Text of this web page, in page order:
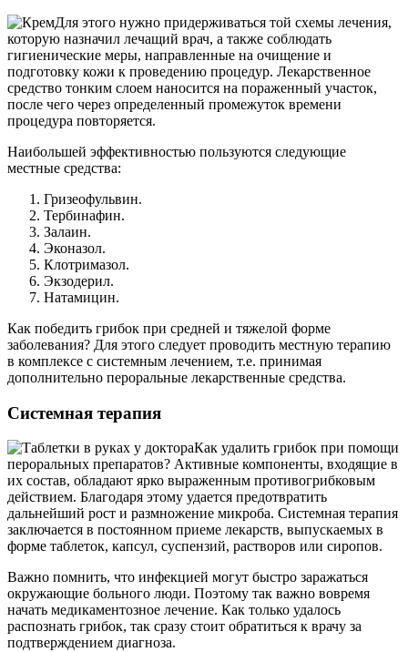
Для этого нужно придерживаться той схемы лечения,
которую назначил лечащий врач, а также соблюдать
гигиенические меры, направленные на очищение и
подготовку кожи к проведению процедур. Лекарственное
средство тонким слоем наносится на пораженный участок,
после чего через определенный промежуток времени
процедура повторяется.
Наибольшей эффективностью пользуются следующие
местные средства:
Гризеофульвин.
Тербинафин.
Залаин.
Эконазол.
Клотримазол.
Экзодерил.
Натамицин.
Как победить грибок при средней и тяжелой форме
заболевания? Для этого следует проводить местную терапию
в комплексе с системным лечением, т.е. принимая
дополнительно пероральные лекарственные средства.
Системная терапия
Как удалить грибок при помощи
пероральных препаратов? Активные компоненты, входящие в
их состав, обладают ярко выраженным противогрибковым
действием. Благодаря этому удается предотвратить
дальнейший рост и размножение микроба. Системная терапия
заключается в постоянном приеме лекарств, выпускаемых в
форме таблеток, капсул, суспензий, растворов или сиропов.
Важно помнить, что инфекцией могут быстро заражаться
окружающие больного люди. Поэтому так важно вовремя
начать медикаментозное лечение. Как только удалось
распознать грибок, так сразу стоит обратиться к врачу за
подтверждением диагноза.